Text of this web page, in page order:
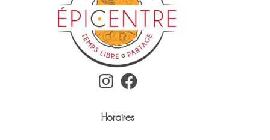
Instagram Facebook
Horaires